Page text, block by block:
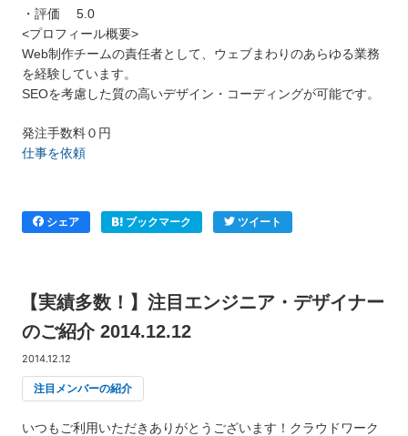
・評価 5.0
<プロフィール概要>
Web制作チームの責任者として、ウェブまわりのあらゆる業務
を経験しています。
SEOを考慮した質の高いデザイン・コーディングが可能です。
発注手数料０円
仕事を依頼
シェア ブックマーク ツイート
【実績多数！】注目エンジニア・デザイナー
のご紹介 2014.12.12
2014.12.12
注目メンバーの紹介
いつもご利用いただきありがとうございます！クラウドワーク